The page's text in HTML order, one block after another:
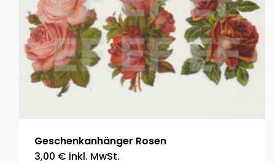
Geschenkanhänger Rosen
3,00 € inkl. MwSt.